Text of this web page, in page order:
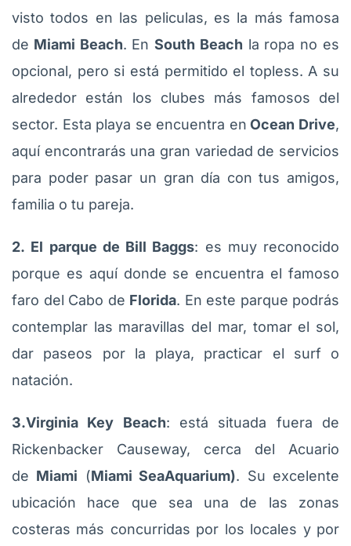
visto todos en las peliculas, es la más famosa
de Miami Beach. EnSouth Beach la ropa no es
opcional, pero si está permitido el topless. A su
alrededor están los clubes más famosos del
sector. Esta playa se encuentra en Ocean Drive,
aquí encontrarás una gran variedad de servicios
para poder pasar un gran día con tus amigos,
familia o tu pareja.
2. El parque de Bill Baggs: es muy reconocido
porque es aquí donde se encuentra el famoso
faro del Cabo de Florida. En este parque podrás
contemplar las maravillas del mar, tomar el sol,
dar paseos por la playa, practicar el surf o
natación.
3.Virginia Key Beach: está situada fuera de
Rickenbacker Causeway, cerca del Acuario
de Miami (Miami SeaAquarium). Su excelente
ubicación hace que sea una de las zonas
costeras más concurridas por los locales y por